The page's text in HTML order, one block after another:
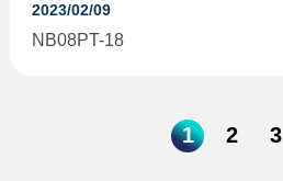
2023/02/09
NB08PT-18
1 2 3